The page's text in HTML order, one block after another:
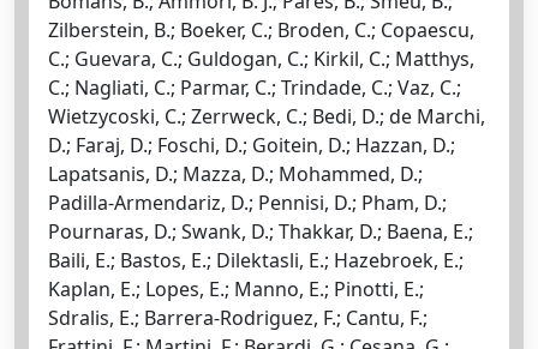
Zilberstein, B.; Boeker, C.; Broden, C.; Copaescu,
C.; Guevara, C.; Guldogan, C.; Kirkil, C.; Matthys,
C.; Nagliati, C.; Parmar, C.; Trindade, C.; Vaz, C.;
Wietzycoski, C.; Zerrweck, C.; Bedi, D.; de Marchi,
D.; Faraj, D.; Foschi, D.; Goitein, D.; Hazzan, D.;
Lapatsanis, D.; Mazza, D.; Mohammed, D.;
Padilla-Armendariz, D.; Pennisi, D.; Pham, D.;
Pournaras, D.; Swank, D.; Thakkar, D.; Baena, E.;
Baili, E.; Bastos, E.; Dilektasli, E.; Hazebroek, E.;
Kaplan, E.; Lopes, E.; Manno, E.; Pinotti, E.;
Sdralis, E.; Barrera-Rodriguez, F.; Cantu, F.;